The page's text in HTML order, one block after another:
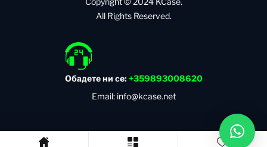
All Rights Reserved.
Обадете ни се: +359893008620
Email: info@kcase.net